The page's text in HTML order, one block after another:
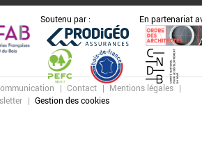
Soutenu par : En partenariat
Contact
Mentions légales
Gestion des cookies